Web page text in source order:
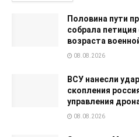
Половина пути
собрала
возраста
08.08.2026
ВСУ нанесли
скопления
управления
08.08.2026